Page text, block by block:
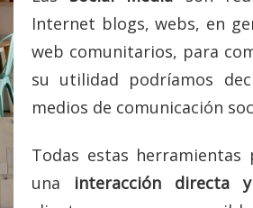
Internet blogs, webs, en
web comunitarios, para
su utilidad podríamos
medios de comunicación
Todas estas
una interacción directa